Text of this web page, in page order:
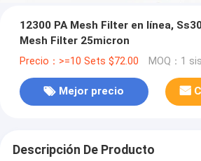
12300 PA Mesh Filter en línea, Ss304 sinterizó a
Mesh Filter 25micron
Precio：>=10 Sets $72.00 MOQ：1
Mejor precio
Descripción De Producto